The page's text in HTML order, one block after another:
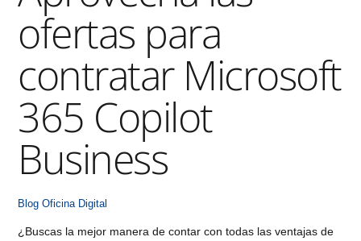
ofertas para
contratar Microsoft
365 Copilot
Business
Blog Oficina Digital
¿Buscas la mejor manera de contar con todas las ventajas de